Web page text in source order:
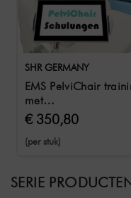
SHR GERMANY
EMS PelviChair
met
trainingsdocumenten
certificaat
€ 350,80
(per stuk)
SERIE